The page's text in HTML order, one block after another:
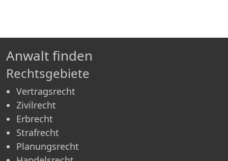
Anwalt finden
Rechtsgebiete
Vertragsrecht
Zivilrecht
Erbrecht
Strafrecht
Planungsrecht